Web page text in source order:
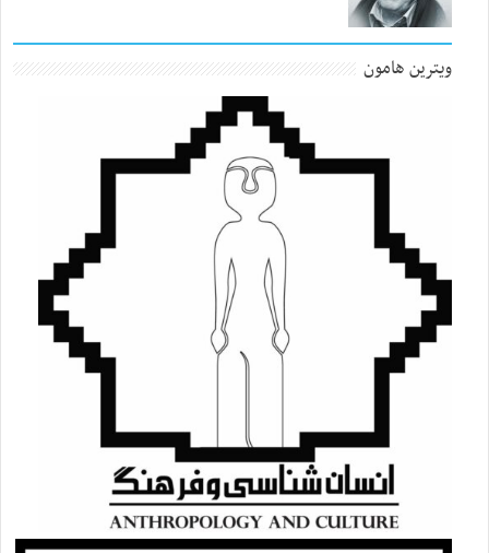
ویترین هامون